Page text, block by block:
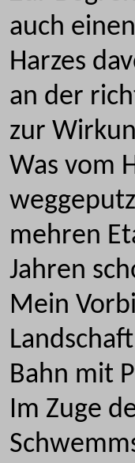
auch
Harzes
an der
zur
Was vom
mehren
Jahren
Mein
Bahn mit
Im Zuge